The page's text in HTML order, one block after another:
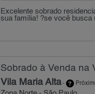
Excelente sobrado
sua família! ?se você busca
Sobrado à Venda na
Vila Maria Alta-